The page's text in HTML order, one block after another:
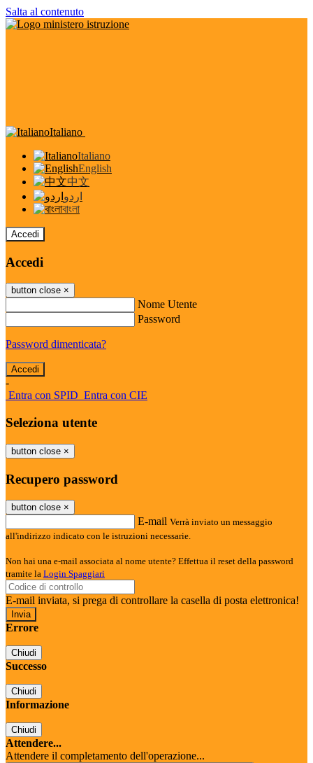
Salta al contenuto
Italiano
Italiano
English
中文
اردو
বাংলা
Accedi
Accedi
button close ×
Nome Utente
Password
Password dimenticata?
-
Entra con SPID Entra con CIE
Seleziona utente
button close ×
Recupero password
button close ×
E-mail Verrà inviato un messaggio
all'indirizzo indicato con le istruzioni necessarie.
Non hai una e-mail associata al nome utente? Effettua il reset della password
tramite la Login Spaggiari
E-mail inviata, si prega di controllare la casella di posta elettronica!
Errore
Chiudi
Successo
Chiudi
Informazione
Chiudi
Attendere...
Attendere il completamento dell'operazione...